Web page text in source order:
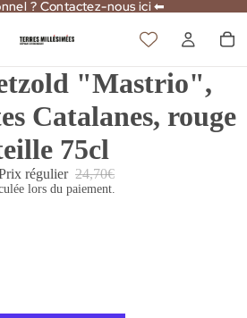
? Contactez-nous ici ⬅
? Contactez-nous ici ⬅
"Mastrio",
Catalanes, rouge
75cl
régulier 24,70€
lors du paiement.